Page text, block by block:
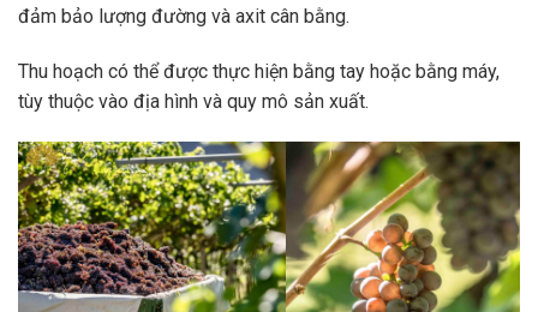
đảm bảo lượng đường và axit cân bằng.
Thu hoạch có thể được thực hiện bằng tay hoặc bằng máy,
tùy thuộc vào địa hình và quy mô sản xuất.